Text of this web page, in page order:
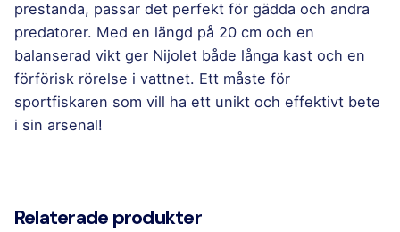
prestanda, passar det perfekt för gädda och andra
predatorer. Med en längd på 20 cm och en
balanserad vikt ger Nijolet både långa kast och en
förförisk rörelse i vattnet. Ett måste för
sportfiskaren som vill ha ett unikt och effektivt bete
i sin arsenal!
20cm
#1504 Violet + Silver glitter UV, #160 Mat
Relaterade produkter